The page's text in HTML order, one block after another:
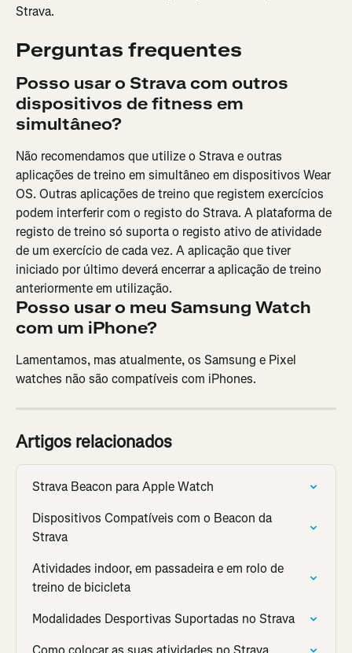
Strava.
Perguntas frequentes
Posso usar o Strava com outros
dispositivos de fitness em
simultâneo?
Não recomendamos que utilize o Strava e outras
aplicações de treino em simultâneo em dispositivos Wear
OS. Outras aplicações de treino que registem exercícios
podem interferir com o registo do Strava. A plataforma de
registo de treino só suporta o registo ativo de atividade
de um exercício de cada vez. A aplicação que tiver
iniciado por último deverá encerrar a aplicação de treino
anteriormente em utilização.
Posso usar o meu Samsung Watch
com um iPhone?
Lamentamos, mas atualmente, os Samsung e Pixel
watches não são compatíveis com iPhones.
Artigos relacionados
Strava Beacon para Apple Watch
Dispositivos Compatíveis com o Beacon da
Strava
Atividades indoor, em passadeira e em rolo de
treino de bicicleta
Modalidades Desportivas Suportadas no Strava